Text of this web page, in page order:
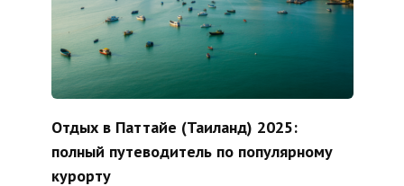
Отдых в Паттайе (Таиланд) 2025:
полный путеводитель по популярному
курорту